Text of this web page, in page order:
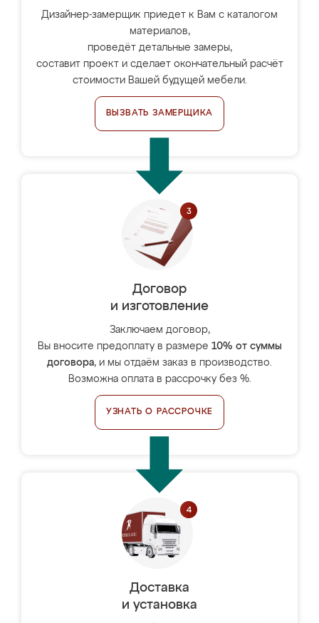
Дизайнер-замерщик приедет к Вам с каталогом
материалов,
проведёт детальные замеры,
составит проект и сделает окончательный расчёт
стоимости Вашей будущей мебели.
ВЫЗВАТЬ ЗАМЕРЩИКА
Договор
и изготовление
Заключаем договор,
Вы вносите предоплату в размере 10% от суммы
договора, и мы отдаём заказ в производство.
Возможна оплата в рассрочку без %.
УЗНАТЬ О РАССРОЧКЕ
Доставка
и установка